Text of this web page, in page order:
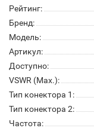
Рейтинг:
Бренд:
Модель:
Артикул:
Доступно:
VSWR (Max.):
Тип конектора 1:
Тип конектора 2:
Частота: